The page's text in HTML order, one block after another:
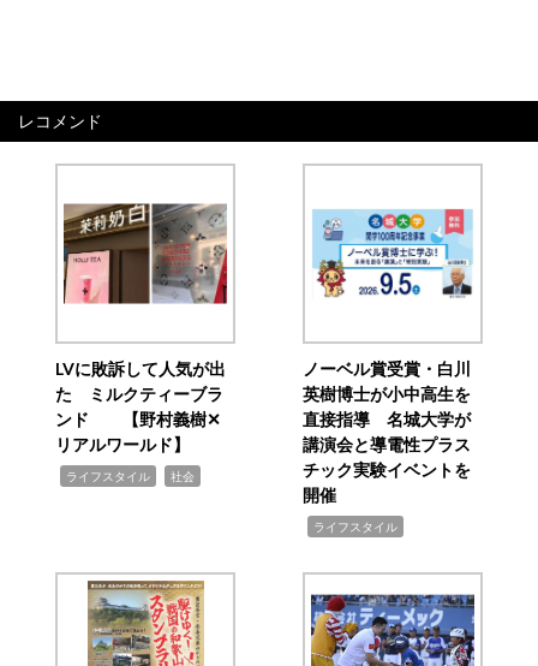
レコメンド
LVに敗訴して人気が出
た ミルクティーブラ
ンド 【野村義樹✕
リアルワールド】
ライフスタイル 社会
ノーベル賞受賞・白川
英樹博士が小中高生を
直接指導 名城大学が
講演会と導電性プラス
チック実験イベントを
開催
ライフスタイル